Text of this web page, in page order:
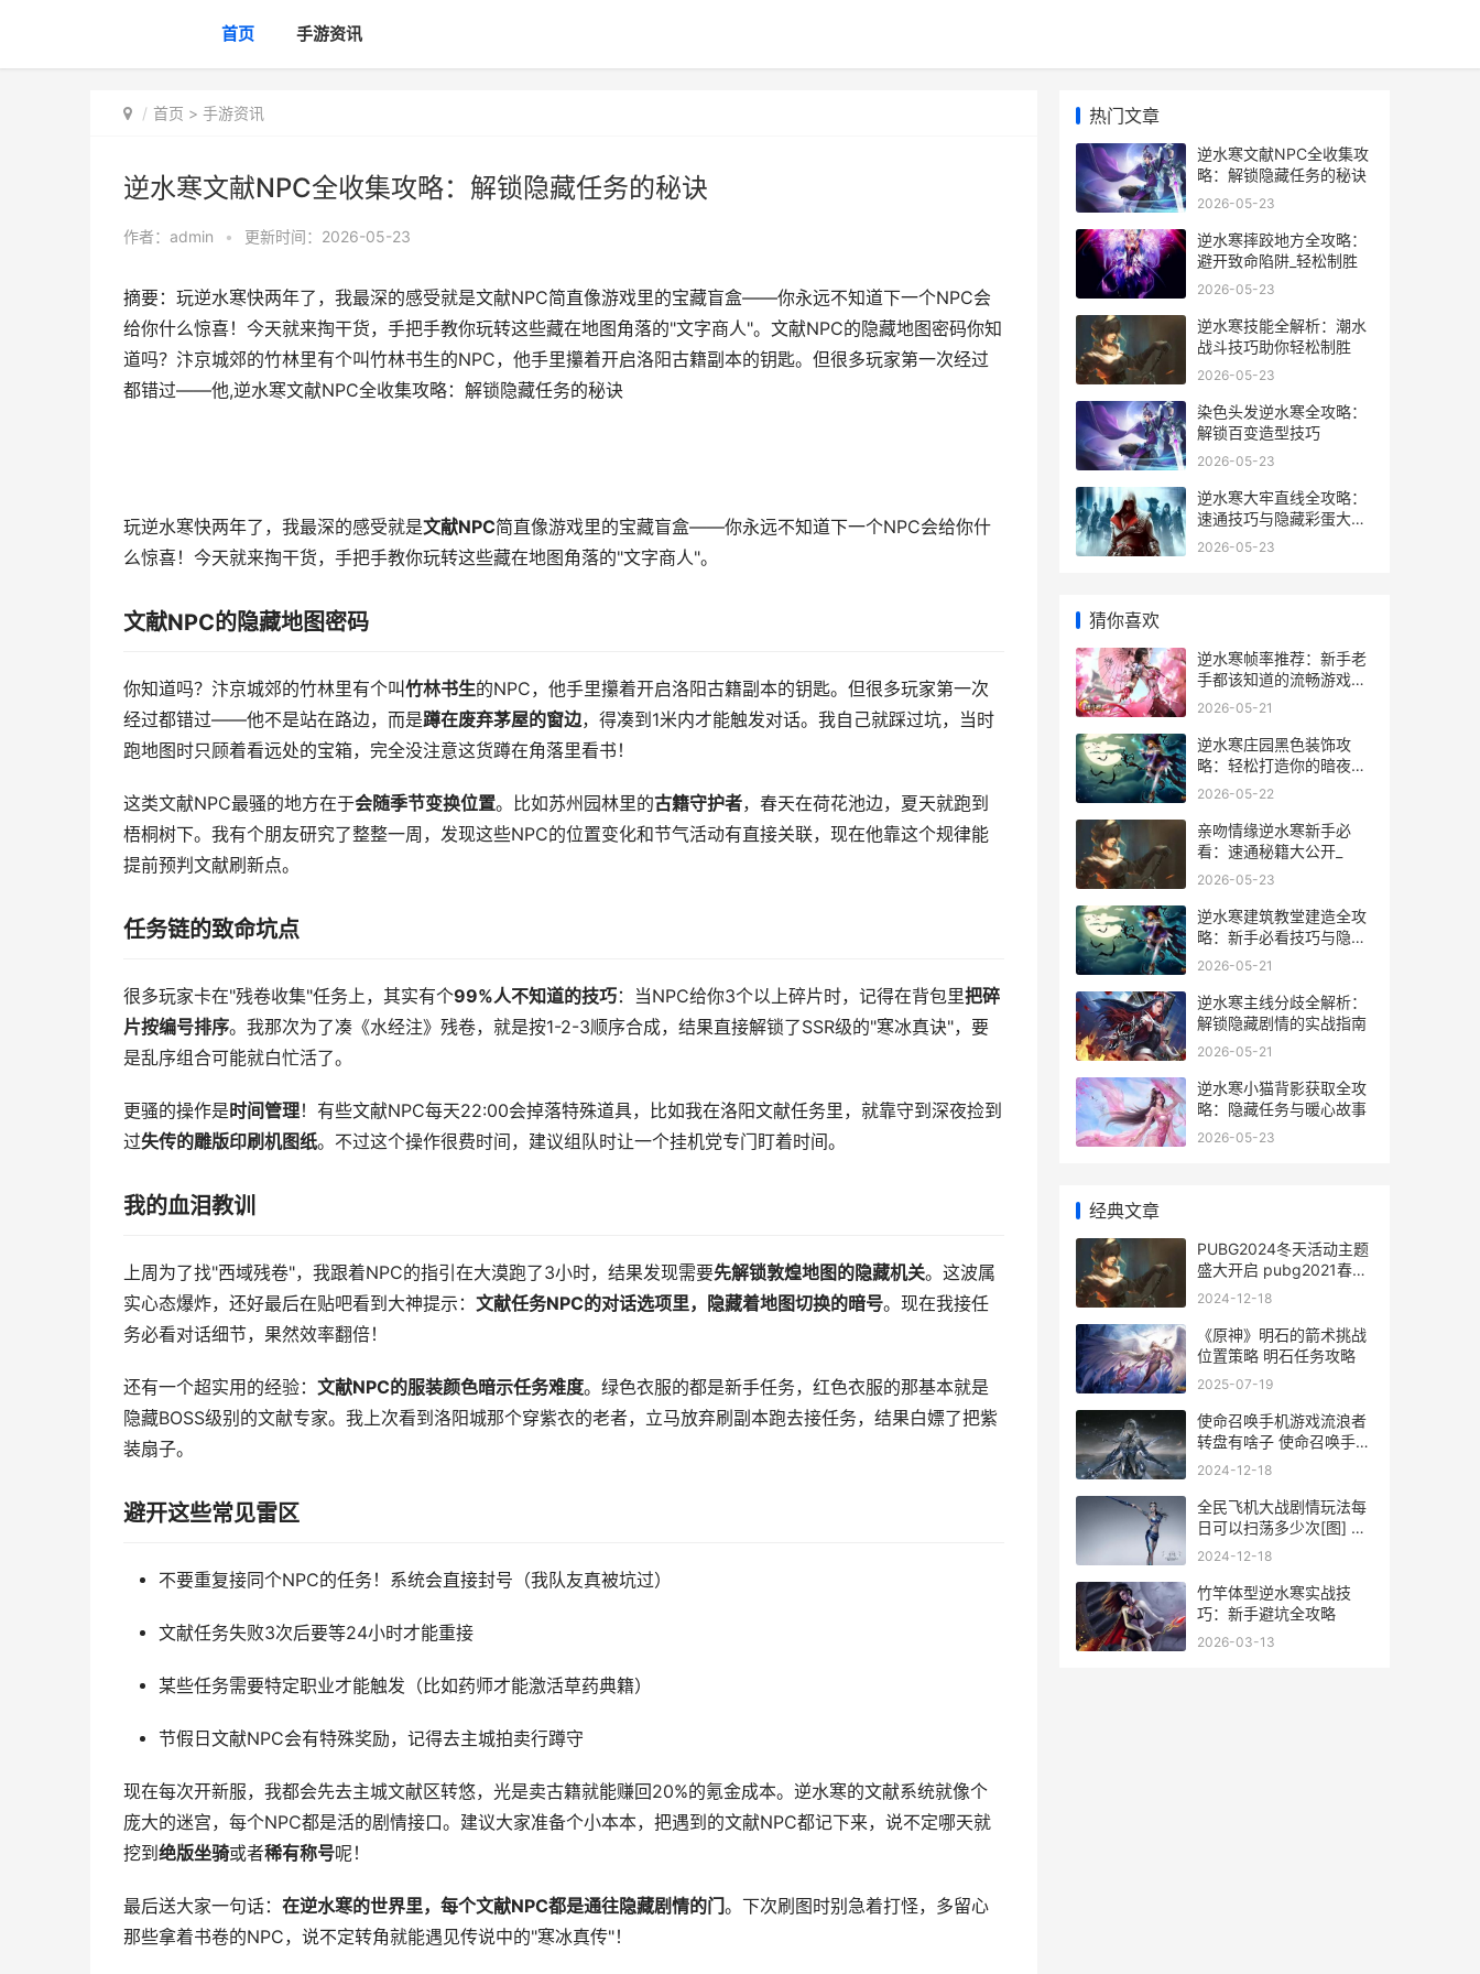
首页 手游资讯
首页 > 手游资讯
逆水寒文献NPC全收集攻略：解锁隐藏任务的秘诀
作者： admin • 更新时间：2026-05-23
摘要：玩逆水寒快两年了，我最深的感受就是文献NPC简直像游戏里的宝藏盲盒——你永远不知道下一个NPC会
给你什么惊喜！今天就来掏干货，手把手教你玩转这些藏在地图角落的"文字商人"。文献NPC的隐藏地图密码你知
道吗？汴京城郊的竹林里有个叫竹林书生的NPC，他手里攥着开启洛阳古籍副本的钥匙。但很多玩家第一次经过
都错过——他,逆水寒文献NPC全收集攻略：解锁隐藏任务的秘诀
玩逆水寒快两年了，我最深的感受就是文献NPC简直像游戏里的宝藏盲盒——你永远不知道下一个NPC会给你什
么惊喜！今天就来掏干货，手把手教你玩转这些藏在地图角落的"文字商人"。
文献NPC的隐藏地图密码
你知道吗？汴京城郊的竹林里有个叫竹林书生的NPC，他手里攥着开启洛阳古籍副本的钥匙。但很多玩家第一次
经过都错过——他不是站在路边，而是蹲在废弃茅屋的窗边，得凑到1米内才能触发对话。我自己就踩过坑，当时
跑地图时只顾着看远处的宝箱，完全没注意这货蹲在角落里看书！
这类文献NPC最骚的地方在于会随季节变换位置。比如苏州园林里的古籍守护者，春天在荷花池边，夏天就跑到
梧桐树下。我有个朋友研究了整整一周，发现这些NPC的位置变化和节气活动有直接关联，现在他靠这个规律能
提前预判文献刷新点。
任务链的致命坑点
很多玩家卡在"残卷收集"任务上，其实有个99%人不知道的技巧：当NPC给你3个以上碎片时，记得在背包里把碎
片按编号排序。我那次为了凑《水经注》残卷，就是按1-2-3顺序合成，结果直接解锁了SSR级的"寒冰真诀"，要
是乱序组合可能就白忙活了。
更骚的操作是时间管理！有些文献NPC每天22:00会掉落特殊道具，比如我在洛阳文献任务里，就靠守到深夜捡到
过失传的雕版印刷机图纸。不过这个操作很费时间，建议组队时让一个挂机党专门盯着时间。
我的血泪教训
上周为了找"西域残卷"，我跟着NPC的指引在大漠跑了3小时，结果发现需要先解锁敦煌地图的隐藏机关。这波属
实心态爆炸，还好最后在贴吧看到大神提示： 文献任务NPC的对话选项里，隐藏着地图切换的暗号。现在我接任
务必看对话细节，果然效率翻倍！
还有一个超实用的经验： 文献NPC的服装颜色暗示任务难度。绿色衣服的都是新手任务，红色衣服的那基本就是
隐藏BOSS级别的文献专家。我上次看到洛阳城那个穿紫衣的老者，立马放弃刷副本跑去接任务，结果白嫖了把紫
装扇子。
避开这些常见雷区
不要重复接同个NPC的任务！系统会直接封号（我队友真被坑过）
文献任务失败3次后要等24小时才能重接
某些任务需要特定职业才能触发（比如药师才能激活草药典籍）
节假日文献NPC会有特殊奖励，记得去主城拍卖行蹲守
现在每次开新服，我都会先去主城文献区转悠，光是卖古籍就能赚回20%的氪金成本。逆水寒的文献系统就像个
庞大的迷宫，每个NPC都是活的剧情接口。建议大家准备个小本本，把遇到的文献NPC都记下来，说不定哪天就
挖到 绝版坐骑或者稀有称号呢！
最后送大家一句话： 在逆水寒的世界里，每个文献NPC都是通往隐藏剧情的门。下次刷图时别急着打怪，多留心
那些拿着书卷的NPC，说不定转角就能遇见传说中的"寒冰真传"！
热门文章
逆水寒文献NPC全收集攻
略：解锁隐藏任务的秘诀
2026-05-23
逆水寒摔跤地方全攻略：
避开致命陷阱_轻松制胜
2026-05-23
逆水寒技能全解析：潮水
战斗技巧助你轻松制胜
2026-05-23
染色头发逆水寒全攻略：
解锁百变造型技巧
2026-05-23
逆水寒大牢直线全攻略：
速通技巧与隐藏彩蛋大揭
秘
2026-05-23
猜你喜欢
逆水寒帧率推荐：新手老
手都该知道的流畅游戏指
南
2026-05-21
逆水寒庄园黑色装饰攻
略：轻松打造你的暗夜秘
境
2026-05-22
亲吻情缘逆水寒新手必
看：速通秘籍大公开_
2026-05-23
逆水寒建筑教堂建造全攻
略：新手必看技巧与隐藏
彩蛋
2026-05-21
逆水寒主线分歧全解析：
解锁隐藏剧情的实战指南
2026-05-21
逆水寒小猫背影获取全攻
略：隐藏任务与暖心故事
2026-05-23
经典文章
PUBG2024冬天活动主题
盛大开启 pubg2021春节
活动网址
2024-12-18
《原神》明石的箭术挑战
位置策略 明石任务攻略
2025-07-19
使命召唤手机游戏流浪者
转盘有啥子 使命召唤手机
游戏官网
2024-12-18
全民飞机大战剧情玩法每
日可以扫荡多少次[图] 全
民飞机大战剧情模式疯狂
2024-12-18
竹竿体型逆水寒实战技
巧：新手避坑全攻略
2026-03-13